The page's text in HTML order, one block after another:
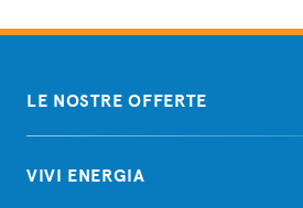
LE NOSTRE OFFERTE
VIVI ENERGIA